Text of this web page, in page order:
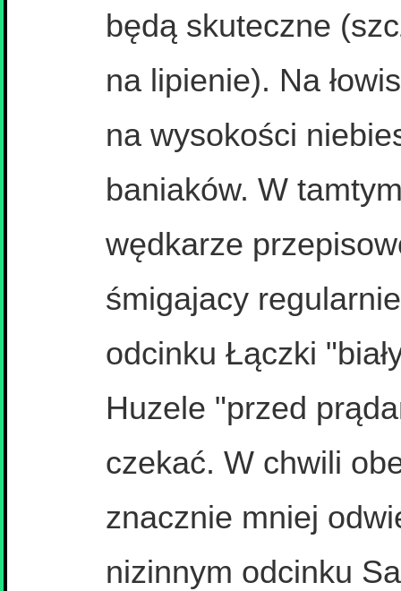
będą skuteczne
na lipienie). Na
na wysokości
baniaków. W
wędkarze
śmigajacy
odcinku Łączki
Huzele "przed
czekać. W chwili
znacznie mniej
nizinnym odcinku